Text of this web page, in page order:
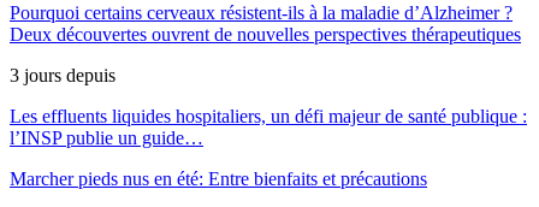
Pourquoi certains cerveaux résistent-ils à la maladie d’Alzheimer ?
Deux découvertes ouvrent de nouvelles perspectives thérapeutiques
3 jours depuis
Les effluents liquides hospitaliers, un défi majeur de santé publique :
l’INSP publie un guide…
Marcher pieds nus en été: Entre bienfaits et précautions